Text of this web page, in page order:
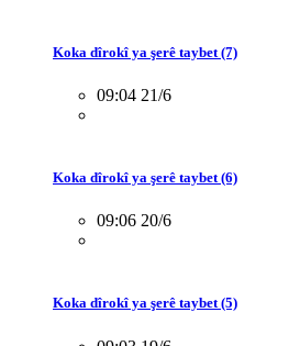
Koka dîrokî ya şerê taybet (7)
09:04 21/6
Koka dîrokî ya şerê taybet (6)
09:06 20/6
Koka dîrokî ya şerê taybet (5)